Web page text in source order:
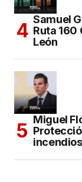
Samuel
Ruta 160
León
Miguel
incendios